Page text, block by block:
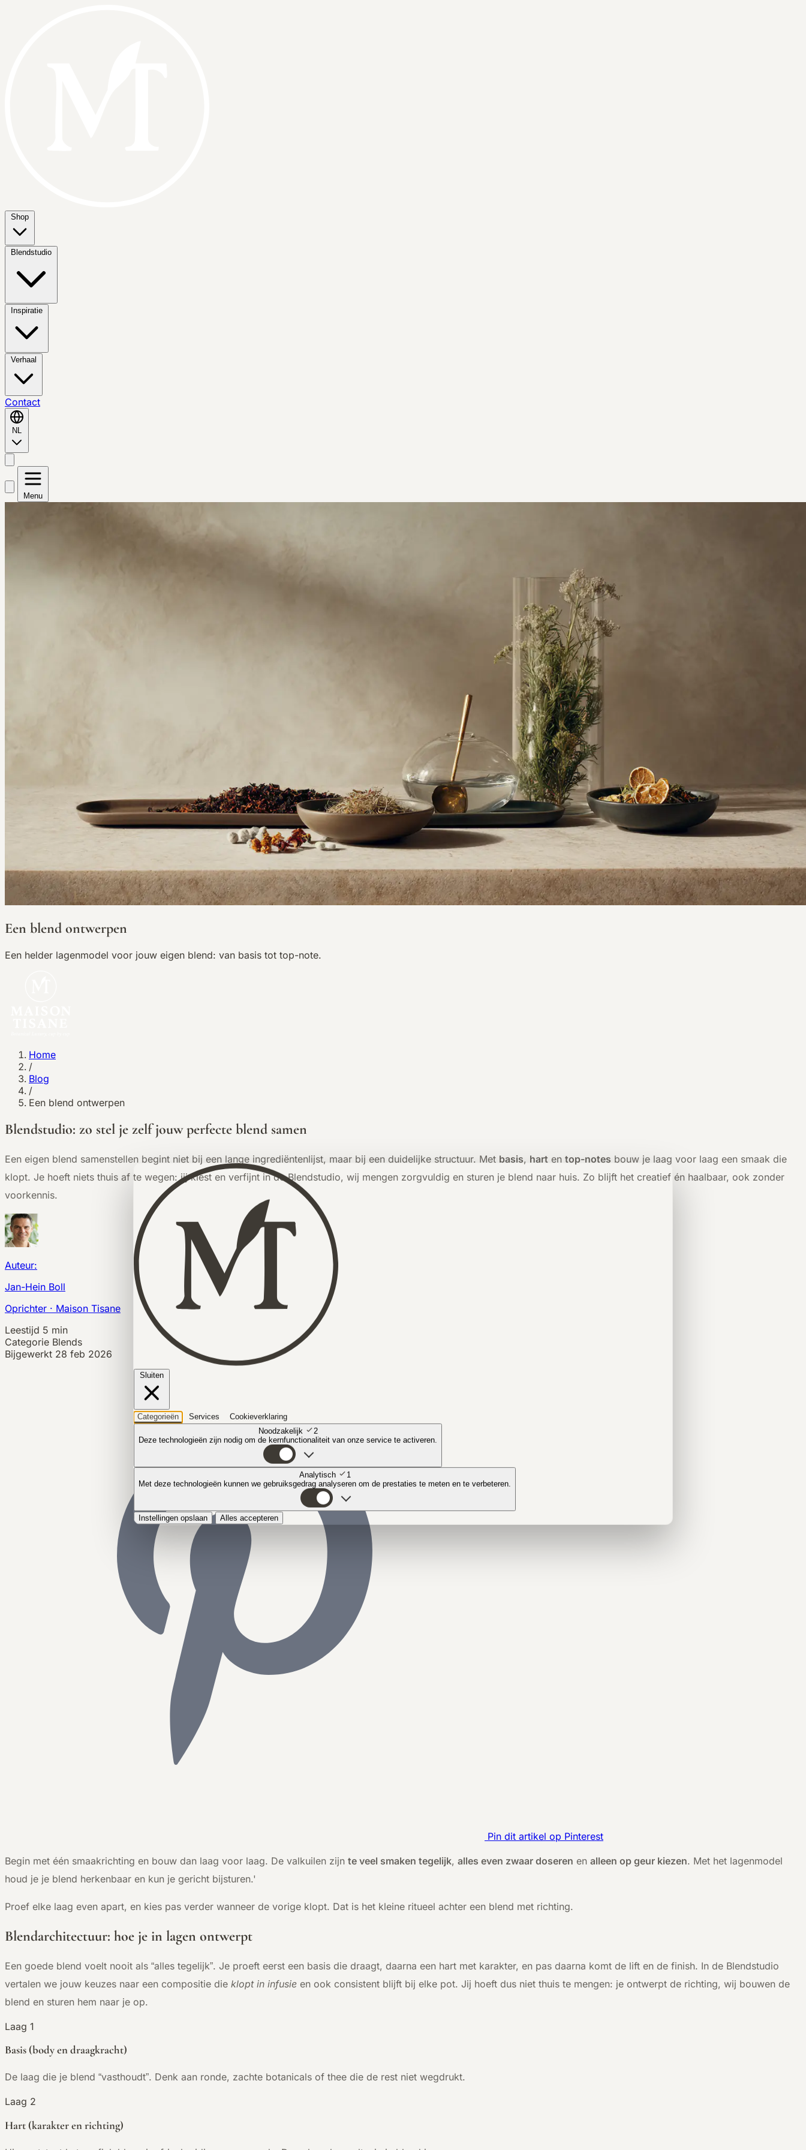
Shop
Blendstudio
Inspiratie
Verhaal
Contact
NL
Menu
Een blend ontwerpen
Een helder lagenmodel voor jouw eigen blend: van basis tot top-note.
Home
/
Blog
/
Een blend ontwerpen
Blendstudio: zo stel je zelf jouw perfecte blend samen
Een eigen blend samenstellen begint niet bij een lange ingrediëntenlijst, maar bij een duidelijke structuur. Met basis, hart en top-notes bouw je laag voor laag een smaak die
klopt. Je hoeft niets thuis af te wegen: jij kiest en verfijnt in de Blendstudio, wij mengen zorgvuldig en sturen je blend naar huis. Zo blijft het creatief én haalbaar, ook zonder
voorkennis.
Auteur:
Jan-Hein Boll
Oprichter · Maison Tisane
Leestijd 5 min
Categorie Blends
Bijgewerkt 28 feb 2026
Pin dit artikel op Pinterest
Begin met één smaakrichting en bouw dan laag voor laag. De valkuilen zijn te veel smaken tegelijk, alles even zwaar doseren en alleen op geur kiezen. Met het lagenmodel
houd je je blend herkenbaar en kun je gericht bijsturen.'
Proef elke laag even apart, en kies pas verder wanneer de vorige klopt. Dat is het kleine ritueel achter een blend met richting.
Blendarchitectuur: hoe je in lagen ontwerpt
Een goede blend voelt nooit als “alles tegelijk”. Je proeft eerst een basis die draagt, daarna een hart met karakter, en pas daarna komt de lift en de finish. In de Blendstudio
vertalen we jouw keuzes naar een compositie die klopt in infusie en ook consistent blijft bij elke pot. Jij hoeft dus niet thuis te mengen: je ontwerpt de richting, wij bouwen de
blend en sturen hem naar je op.
Laag 1
Basis (body en draagkracht)
De laag die je blend “vasthoudt”. Denk aan ronde, zachte botanicals of thee die de rest niet wegdrukt.
Laag 2
Hart (karakter en richting)
Sluiten
Categorieën Services
Cookieverklaring
Noodzakelijk
2
Deze technologieën zijn nodig om de kernfunctionaliteit van onze service te activeren.
Analytisch
1
Met deze technologieën kunnen we gebruiksgedrag analyseren om de prestaties te meten en te verbeteren.
Instellingen opslaan Alles accepteren